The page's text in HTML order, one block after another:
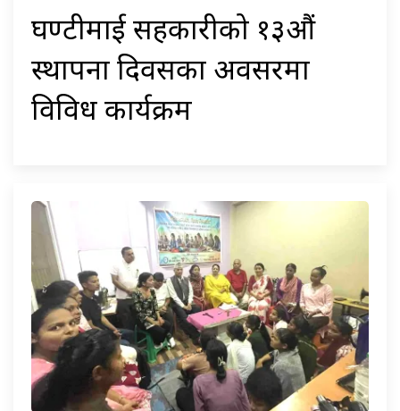
घण्टीमाई सहकारीको १३औं
स्थापना दिवसका अवसरमा
विविध कार्यक्रम